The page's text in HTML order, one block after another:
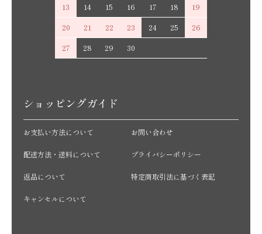
13
14 15 16 17 18
19
20
21 22 23 24 25
26
27
28 29 30
ショッピングガイド
お支払い方法について
配送方法・送料について
返品について
キャンセルについて
お問い合わせ
プライバシーポリシー
特定商取引法に基づく表記